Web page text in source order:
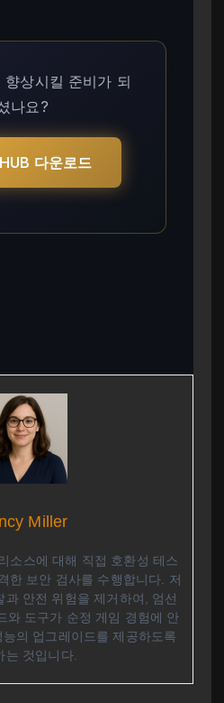
향상시킬 준비가 되
나요?
다운로드
Miller
소스에 대해 직접 호환성 테스
한 보안 검사를 수행합니다. 저
안전 위험을 제거하여, 엄선
와 도구가 순정 게임 경험에 안
의 업그레이드를 제공하도록
는 것입니다.